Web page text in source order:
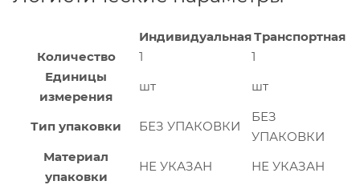
ИндивидуальнаяТранспортная
Количество
1
1
Единицы
измерения
шт шт
Тип упаковки БЕЗ УПАКОВКИ
БЕЗ
УПАКОВКИ
Материал
упаковки
НЕ УКАЗАН
НЕ УКАЗАН